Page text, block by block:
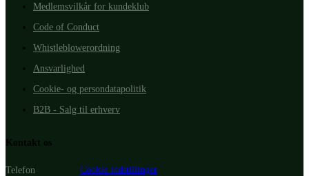
Medlemsvilkår for kundeklub
Code of Conduct
Whistleblowerordning
Ansvarlighed
Cookie- og persondatapolitik
B2B - Salg til erhverv
Kontakt os
Telefon Cookie indstillinger